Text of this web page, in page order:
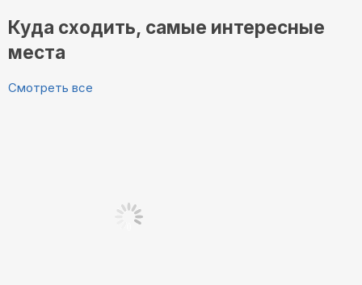
Куда сходить, самые интересные
места
Смотреть все